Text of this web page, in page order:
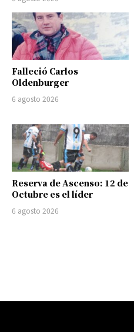
Falleció Carlos
Oldenburger
6 agosto 2026
Reserva de Ascenso: 12 de
Octubre es el líder
6 agosto 2026